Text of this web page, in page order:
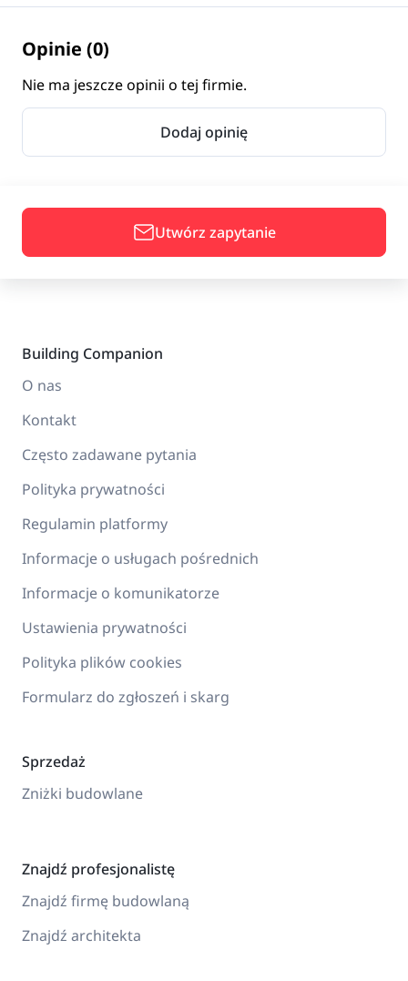
Opinie (0)
Nie ma jeszcze opinii o tej firmie.
Dodaj opinię
Utwórz zapytanie
Building Companion
O nas
Kontakt
Często zadawane pytania
Polityka prywatności
Regulamin platformy
Informacje o usługach pośrednich
Informacje o komunikatorze
Ustawienia prywatności
Polityka plików cookies
Formularz do zgłoszeń i skarg
Sprzedaż
Zniżki budowlane
Znajdź profesjonalistę
Znajdź firmę budowlaną
Znajdź architekta